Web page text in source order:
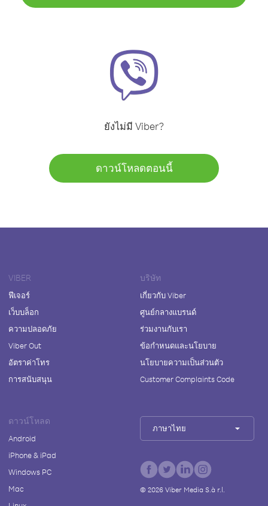
ยังไม่มี Viber?
ดาวน์โหลดตอนนี้
VIBER
ฟีเจอร์
เว็บบล็อก
ความปลอดภัย
Viber Out
อัตราค่าโทร
การสนับสนุน
บริษัท
เกี่ยวกับ Viber
ศูนย์กลางแบรนด์
ร่วมงานกับเรา
ข้อกำหนดและนโยบาย
นโยบายความเป็นส่วนตัว
Customer Complaints Code
ดาวน์โหลด
Android
iPhone & iPad
Windows PC
Mac
ภาษาไทย
© 2026Viber Media S.à r.l.